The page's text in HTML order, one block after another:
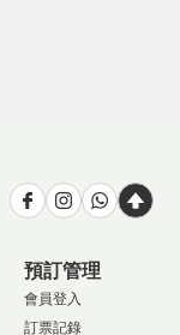
預訂管理
會員登入
訂票記錄